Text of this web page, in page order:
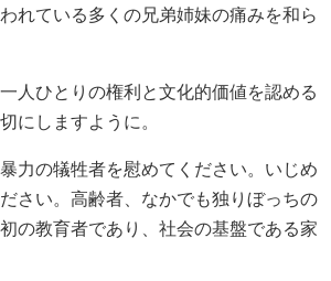
れている多くの兄弟姉妹の痛みを和ら
人ひとりの権利と文化的価値を認める
にしますように。
力の犠牲者を慰めてください。いじめ
さい。高齢者、なかでも独りぼっちの
の教育者であり、社会の基盤である家